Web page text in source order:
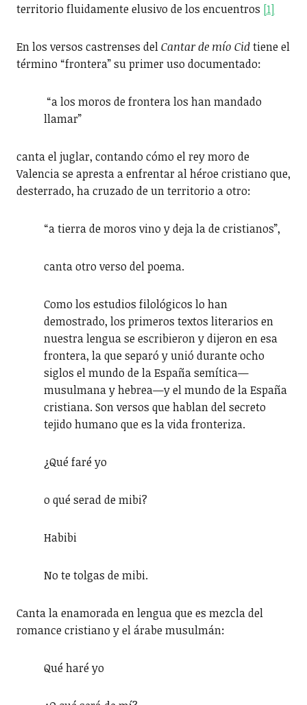
territorio fluidamente elusivo de los encuentros [1]
En los versos castrenses delCantar de mío Cidtiene el
término “frontera” su primer uso documentado:
“a los moros de frontera los han mandado
llamar”
canta el juglar, contando cómo el rey moro de
Valencia se apresta a enfrentar al héroe cristiano que,
desterrado, ha cruzado de un territorio a otro:
“a tierra de moros vino y deja la de cristianos”,
canta otro verso del poema.
Como los estudios filológicos lo han
demostrado, los primeros textos literarios en
nuestra lengua se escribieron y dijeron en esa
frontera, la que separó y unió durante ocho
siglos el mundo de la España semítica—
musulmana y hebrea—y el mundo de la España
cristiana. Son versos que hablan del secreto
tejido humano que es la vida fronteriza.
¿Qué faré yo
o qué serad de mibi?
Habibi
No te tolgas de mibi.
Canta la enamorada en lengua que es mezcla del
romance cristiano y el árabe musulmán:
Qué haré yo